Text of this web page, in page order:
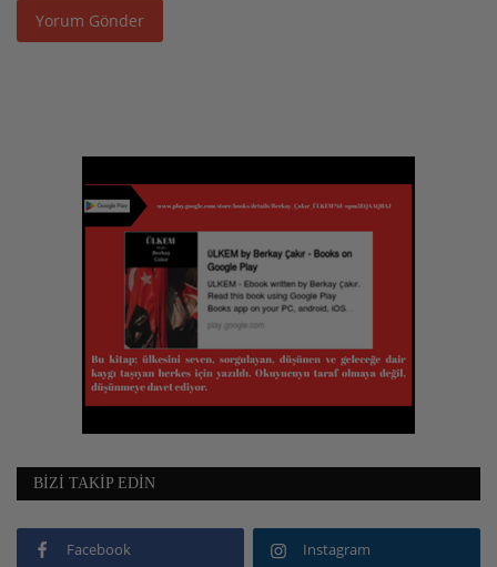
Yorum Gönder
BIZI TAKIP EDIN
Facebook Instagram